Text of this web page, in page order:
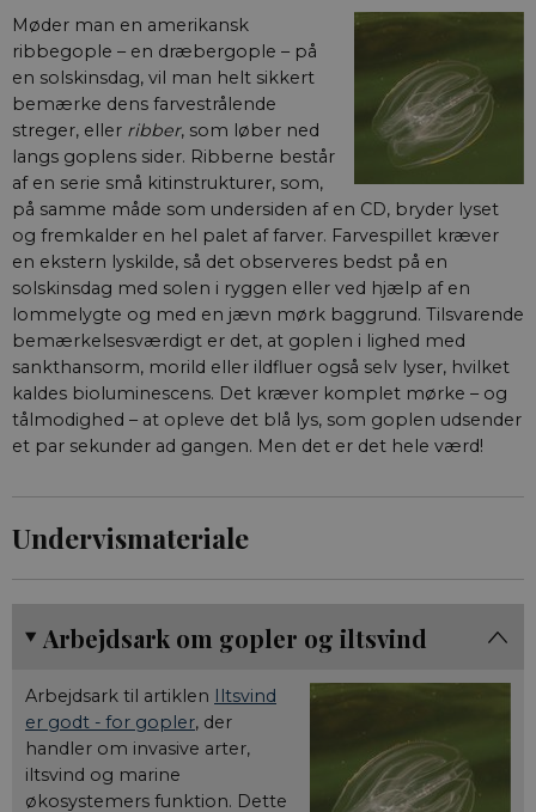
Møder man en amerikansk
ribbegople – en dræbergople – på
en solskinsdag, vil man helt sikkert
bemærke dens farvestrålende
streger, eller ribber, som løber ned
langs goplens sider. Ribberne består
af en serie små kitinstrukturer, som,
på samme måde som undersiden af en CD, bryder lyset
og fremkalder en hel palet af farver. Farvespillet kræver
en ekstern lyskilde, så det observeres bedst på en
solskinsdag med solen i ryggen eller ved hjælp af en
lommelygte og med en jævn mørk baggrund. Tilsvarende
bemærkelsesværdigt er det, at goplen i lighed med
sankthansorm, morild eller ildfluer også selv lyser, hvilket
kaldes bioluminescens. Det kræver komplet mørke – og
tålmodighed – at opleve det blå lys, som goplen udsender
et par sekunder ad gangen. Men det er det hele værd!
Undervismateriale
Arbejdsark om gopler og iltsvind
Arbejdsark til artiklen Iltsvind
er godt - for gopler, der
handler om invasive arter,
iltsvind og marine
økosystemers funktion. Dette